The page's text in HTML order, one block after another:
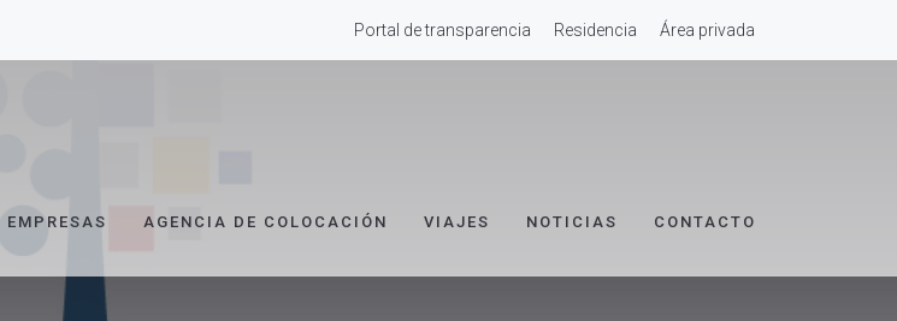
Portal de transparencia Residencia Área privada
EMPRESAS AGENCIA DE COLOCACIÓN VIAJES NOTICIAS CONTACTO